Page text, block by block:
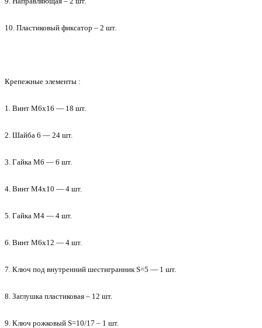
10. Пластиковый фиксатор – 2 шт.
Крепежные элементы :
1. Винт М6x16 — 18 шт.
2. Шайба 6 — 24 шт.
3. Гайка М6 — 6 шт.
4. Винт М4х10 — 4 шт.
5. Гайка М4 — 4 шт.
6. Винт М6х12 — 4 шт.
7. Ключ под внутренний шестигранник S=5 — 1 шт.
8. Заглушка пластиковая – 12 шт.
9. Ключ рожковый S=10/17 – 1 шт.